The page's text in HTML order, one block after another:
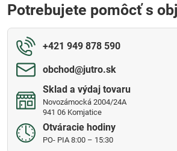
Potrebujete pomôcť s
+421 949 878 590
obchod​@jutro​.sk
Sklad a výdaj tovaru
Novozámocká 2004/24A
941 06 Komjatice
Otváracie hodiny
PO- PIA 8:00 – 15:30